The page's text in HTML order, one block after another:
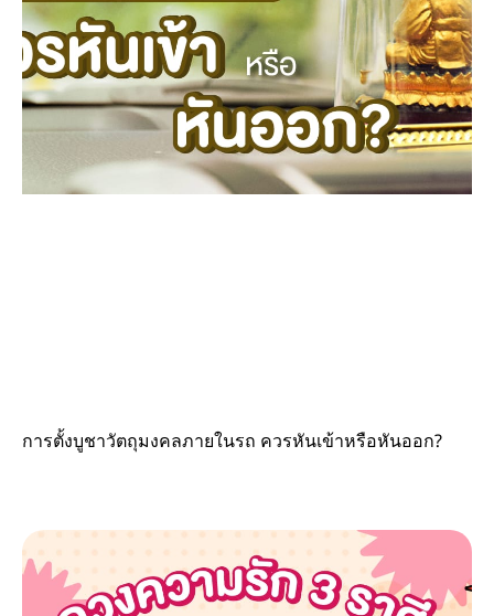
การตั้งบูชาวัตถุมงคลภายในรถ ควรหันเข้าหรือหันออก?